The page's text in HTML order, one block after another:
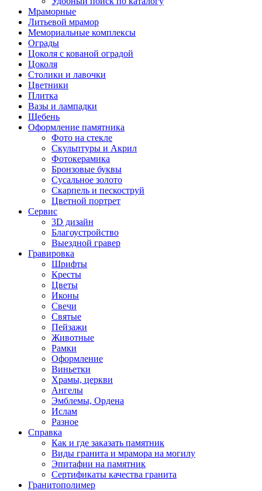
Мраморные
Литьевой мрамор
Мемориальные комплексы
Ограды
Цоколя с кованой оградой
Цоколя
Столики и лавочки
Цветники
Плитка
Вазы и лампадки
Щебень
Оформление памятника
Фото на стекле
Скульптуры и Акрил
Фотокерамика
Бронзовые буквы
Сусальное золото
Скарпель и пескоструй
Цветной портрет
Сервис
3D дизайн
Благоустройство
Выездной гравер
Гравировка
Шрифты
Кресты
Цветы
Иконы
Свечи
Святые
Пейзажи
Животные
Рамки
Оформление
Виньетки
Храмы, церкви
Ангелы
Эмблемы, Ордена
Ислам
Разное
Справка
Как и где заказать памятник
Виды гранита и мрамора на могилу
Эпитафии на памятник
Сертификаты качества гранита
Гранитополимер